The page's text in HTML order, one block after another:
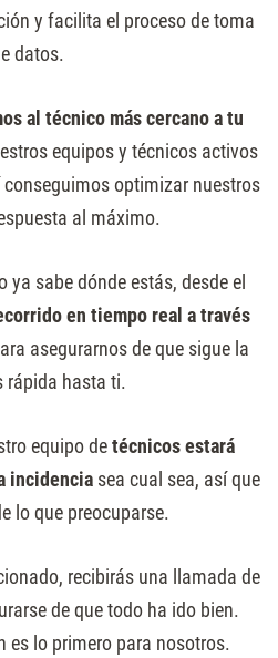
y facilita el proceso de toma
datos.
al técnico más cercano a tu
equipos y técnicos activos
optimizar nuestros
al máximo.
ya sabe dónde estás, desde el
en tiempo real a través
asegurarnos de que sigue la
rápida hasta ti.
equipo detécnicos estará
incidencia sea cual sea, así que
lo que preocuparse.
recibirás una llamada de
de que todo ha ido bien.
es lo primero para nosotros.